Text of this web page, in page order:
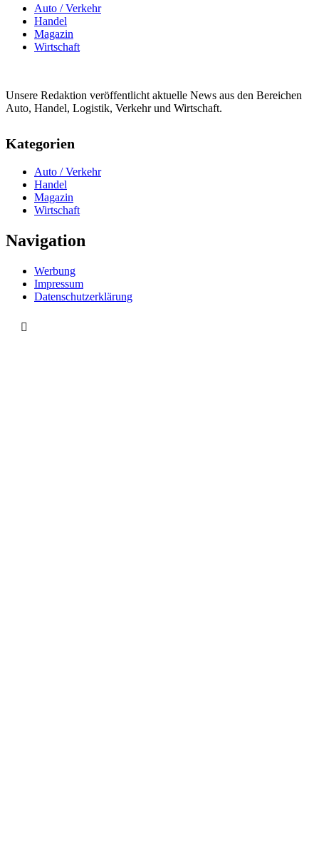
Auto / Verkehr
Handel
Magazin
Wirtschaft
Unsere Redaktion veröffentlicht aktuelle News aus den Bereichen
Auto, Handel, Logistik, Verkehr und Wirtschaft.
Kategorien
Auto / Verkehr
Handel
Magazin
Wirtschaft
Navigation
Werbung
Impressum
Datenschutzerklärung